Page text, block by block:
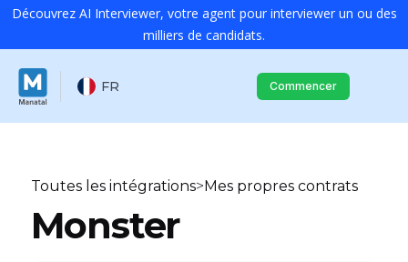
Découvrez AI Interviewer, votre agent pour interviewer un ou des
milliers de candidats.
FR Commencer
Toutes les intégrations>Mes propres contrats
Monster